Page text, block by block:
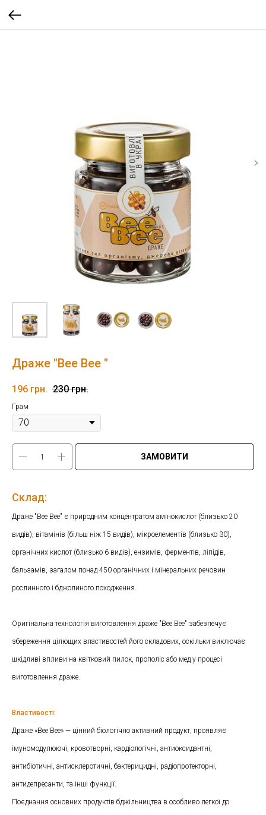
Драже "Bee Bee "
196 грн. 230 грн.
Грам
ЗАМОВИТИ
Склад:
Драже "Bee Bee" є природним концентратом амінокислот (близько 20
видів), вітамінів (більш ніж 15 видів), мікроелементів (близько 30),
органічних кислот (близько 6 видів), ензимів, ферментів, ліпідів,
бальзамів, загалом понад 450 органічних і мінеральних речовин
рослинного і бджолиного походження.
Оригінальна технологія виготовлення драже "Bee Bee" забезпечує
збереження цілющих властивостей його складових, оскільки виключає
шкідливі впливи на квітковий пилок, прополіс або мед у процесі
виготовлення драже.
Властивості:
Драже «Bee Bee» — цінний біологічно активний продукт, проявляє
імуномодулюючі, кровотворні, кардіологічні, антиоксидантні,
антибіотичні, антисклеротичні, бактерицидні, радіопротекторні,
антидепресанти, та інші функції.
Поєднання основних продуктів бджільництва в особливо легкої до